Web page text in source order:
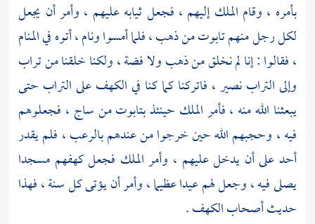
بأمره ، وقام الملك إليهم ، فجعل ثيابه عليهم ، وأمر أن يجعل
لكل رجل منهم تابوت من ذهب ، فلما أمسوا ونام ، أتوه في المنام
، فقالوا : إنا لم نخلق من ذهب ولا فضة ، ولكنا خلقنا من تراب
وإلى التراب نصير ، فاتركنا كما كنا في الكهف على التراب حتى
يبعثنا الله منه ، فأمر الملك حينئذ بتابوت من ساج ، فجعلوهم
فيه ، وحجبهم الله حين خرجوا من عندهم بالرعب ، فلم يقدر
أحد على أن يدخل عليهم ، وأمر الملك فجعل كهفهم مسجدا
يصلى فيه ، وجعل لهم عيدا عظيما ، وأمر أن يؤتى كل سنة ، فهذا
حديث أصحاب الكهف .